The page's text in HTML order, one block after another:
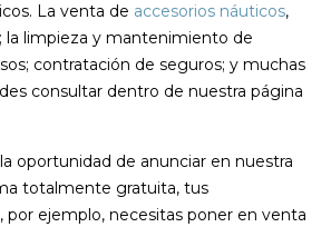
La venta de accesorios náuticos,
la limpieza y mantenimiento de
contratación de seguros; y muchas
consultar dentro de nuestra página
oportunidad de anunciar en nuestra
totalmente gratuita, tus
por ejemplo, necesitas poner en venta